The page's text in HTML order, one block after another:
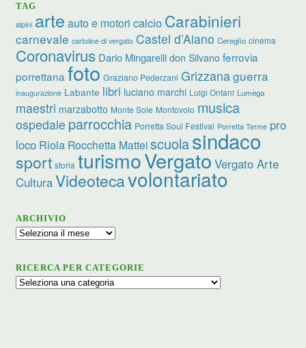
TAG
alpini arte auto e motori calcio Carabinieri
carnevale cartoline di vergato Castel d’Aiano Cereglio cinema
Coronavirus Dario Mingarelli don Silvano ferrovia
porrettana foto Graziano Pederzani Grizzanaguerra
inaugurazione Labante libri luciano marchi Luigi Ontani Lumèga
maestri marzabotto Monte Sole Montovolo musica
ospedale parrocchia Porretta Soul Festival Porretta Terme pro
loco Riola Rocchetta Matteiscuolasindaco
sport storia turismoVergato Vergato Arte
CulturaVideotecavolontariato
ARCHIVIO
Archivio
RICERCA PER CATEGORIE
Ricerca